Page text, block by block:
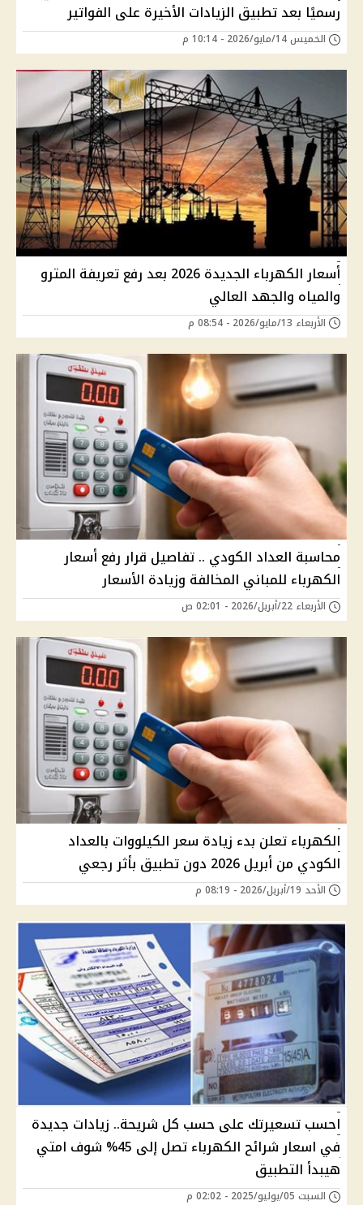
رسميًا بعد تطبيق الزيادات الأخيرة على الفواتير
الخميس 14/مايو/2026 - 10:14 م
أسعار الكهرباء الجديدة 2026 بعد رفع تعريفة المترو
والمياه والجهد العالي
الأربعاء 13/مايو/2026 - 08:54 م
محاسبة العداد الكودي .. تفاصيل قرار رفع أسعار
الكهرباء للمباني المخالفة وزيادة الأسعار
الأربعاء 22/أبريل/2026 - 02:01 ص
الكهرباء تعلن بدء زيادة سعر الكيلووات بالعداد
الكودي من أبريل 2026 دون تطبيق بأثر رجعي
الأحد 19/أبريل/2026 - 08:19 م
احسب تسعيرتك على حسب كل شريحة.. زيادات جديدة
في اسعار شرائح الكهرباء تصل إلى 45% شوف امتي
هيبدأ التطبيق
السبت 05/يوليو/2025 - 02:02 م